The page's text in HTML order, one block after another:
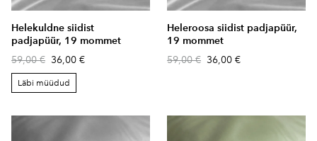
Helekuldne siidist
padjapüür, 19 mommet
59,00 € 36,00 €
Läbi müüdud
Heleroosa siidist padjapüür,
19 mommet
59,00 € 36,00 €